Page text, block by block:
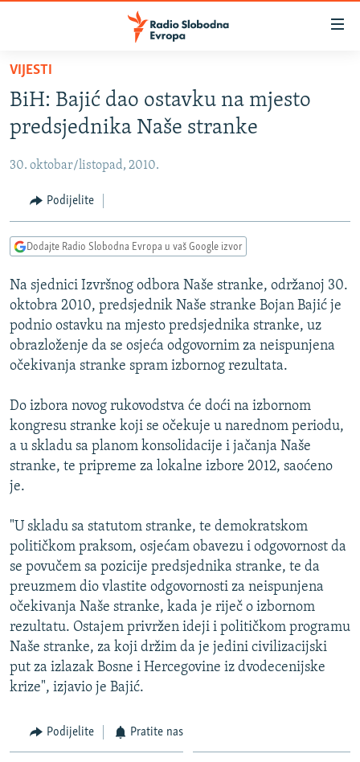
Pređite
glavni
sadržaj
Pređite
na
navigaciju
Pređite
na
BOSNA I HERCEGOVINA
SRBIJA
KOSOVO
CRNA GORA
VIDEO
FOTOGALERIJE
INFOGRAFIKE
PODCASTI
RAT U UKRAJINI
KINA NA BALKANU
RSE PRIČE IZ SVIJETA
ISPRIČAJ MI
DNEVNO@RSE
SPECIJALI RSE
VIŠE OD NASLOVA
POPLAVE I KLIZIŠTA U BIH 2024.
TV LIBERTY
POST SCRIPTUM
MOJA EVROPA
TRI DECENIJE OD RATA U BIH
SVE KARTE DEJTONA
NASTANAK I RASPAD JUGOSLAVIJE
PRATITE NAS
Sve RFE/RL stranice
VIJESTI
BiH: Bajić dao ostavku na mjesto
predsjednika Naše stranke
30. oktobar/listopad, 2010.
Podijelite
Dodajte Radio Slobodna Evropa u vaš Google izvor
Na sjednici Izvršnog odbora Naše stranke, održanoj 30.
oktobra 2010, predsjednik Naše stranke Bojan Bajić je
podnio ostavku na mjesto predsjednika stranke, uz
obrazloženje da se osjeća odgovornim za neispunjena
očekivanja stranke spram izbornog rezultata.
Do izbora novog rukovodstva će doći na izbornom
kongresu stranke koji se očekuje u narednom periodu,
a u skladu sa planom konsolidacije i jačanja Naše
stranke, te pripreme za lokalne izbore 2012, saoćeno
je.
"U skladu sa statutom stranke, te demokratskom
političkom praksom, osjećam obavezu i odgovornost da
se povučem sa pozicije predsjednika stranke, te da
preuzmem dio vlastite odgovornosti za neispunjena
očekivanja Naše stranke, kada je riječ o izbornom
rezultatu. Ostajem privržen ideji i političkom programu
Naše stranke, za koji držim da je jedini civilizacijski
put za izlazak Bosne i Hercegovine iz dvodecenijske
krize", izjavio je Bajić.
Podijelite Pratite nas